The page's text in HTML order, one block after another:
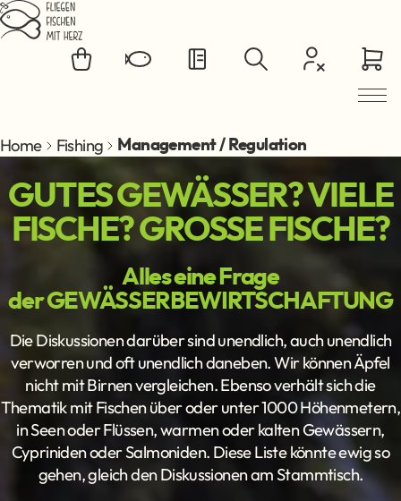
Jump to main content
Home Fishing Management / Regulation
GUTES GEWÄSSER? VIELE
FISCHE? GROSSE FISCHE?
Alles eine Frage
der GEWÄSSERBEWIRTSCHAFTUNG
Die Diskussionen darüber sind unendlich, auch unendlich
verworren und oft unendlich daneben. Wir können Äpfel
nicht mit Birnen vergleichen. Ebenso verhält sich die
Thematik mit Fischen über oder unter 1000 Höhenmetern,
in Seen oder Flüssen, warmen oder kalten Gewässern,
Cypriniden oder Salmoniden. Diese Liste könnte ewig so
gehen, gleich den Diskussionen am Stammtisch.